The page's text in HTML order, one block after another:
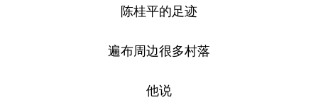
陈桂平的足迹
遍布周边很多村落
他说